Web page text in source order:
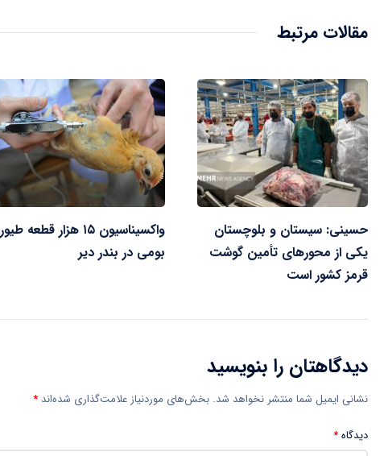
مقالات مرتبط
حسینی: سیستان‌ و بلوچستان
یکی از محورهای تأمین گوشت
قرمز کشور است
واکسیناسیون ۱۵ هزار قطعه طیور
بومی در بندر دیر
دیدگاهتان را بنویسید
نشانی ایمیل شما منتشر نخواهد شد. بخش‌های موردنیاز علامت‌گذاری شده‌اند *
دیدگاه*